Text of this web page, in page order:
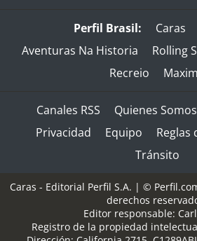
Perfil Brasil: Caras
Aventuras Na Historia
Rolling
Recreio
Canales RSS Quienes Somos
Privacidad
Equipo
Reglas
Tránsito
Caras - Editorial Perfil S.A. | ©
derechos
Editor responsable:
Registro de la propiedad